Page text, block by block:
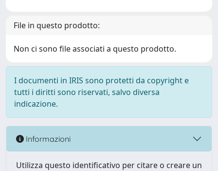
File in questo prodotto:
Non ci sono file associati a questo prodotto.
I documenti in IRIS sono protetti da copyright e
tutti i diritti sono riservati, salvo diversa
indicazione.
Informazioni
Utilizza questo identificativo per citare o creare un